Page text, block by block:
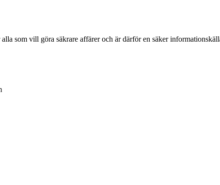
som vill göra säkrare affärer och är därför en säker